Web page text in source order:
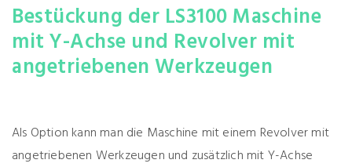
Bestückung der LS3100 Maschine
mit Y-Achse und Revolver mit
angetriebenen Werkzeugen
Als Option kann man die Maschine mit einem Revolver mit
angetriebenen Werkzeugen und zusätzlich mit Y-Achse